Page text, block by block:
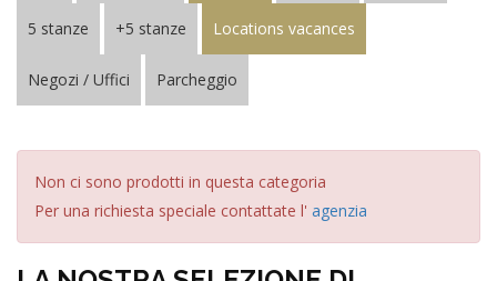
5 stanze +5 stanze Locations vacances
Negozi / Uffici Parcheggio
Non ci sono prodotti in questa categoria
Per una richiesta speciale contattate l' agenzia